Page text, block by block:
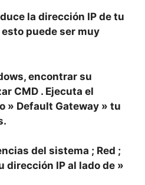
la dirección IP de tu
puede ser muy
encontrar su
CMD . Ejecuta el
» Default Gateway » tu
del sistema ; Red ;
dirección IP al lado de »